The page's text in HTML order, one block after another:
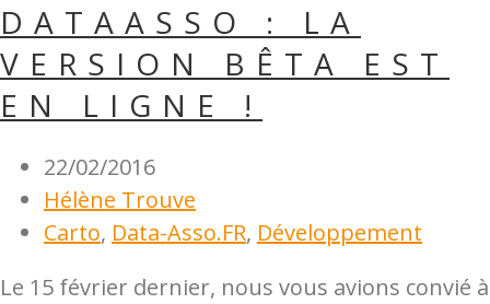
DATAASSO : LA
VERSION BÊTA EST
EN LIGNE !
22/02/2016
Hélène Trouve
Carto, Data-Asso.FR, Développement
Le 15 février dernier, nous vous avions convié à